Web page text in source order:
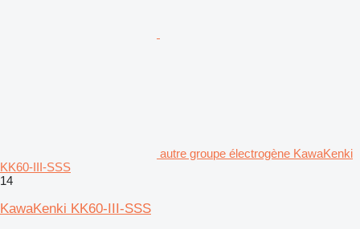
autre groupe électrogène KawaKenki
KK60-III-SSS
14
KawaKenki KK60-III-SSS